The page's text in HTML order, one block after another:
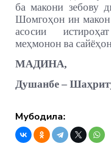
ба макони зебову
Шомгоҳон ин макон
асосии
меҳмонон ва
МАДИНА,
Душанбе –
Мубодила: